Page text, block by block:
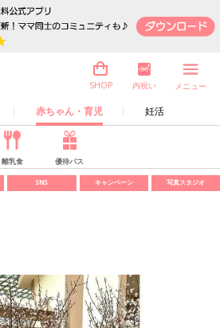
赤ちゃん・育児 妊活
SHOP 内祝い メニュー
離乳食 優待パス
SNS キャンペーン 写真スタジオ